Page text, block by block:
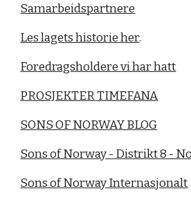
Samarbeidspartnere
Les lagets historie her.
Foredragsholdere vi har hatt
PROSJEKTER TIMEFANA
SONS OF NORWAY BLOG
Sons of Norway - Distrikt 8 -
Sons of Norway Internasjonalt